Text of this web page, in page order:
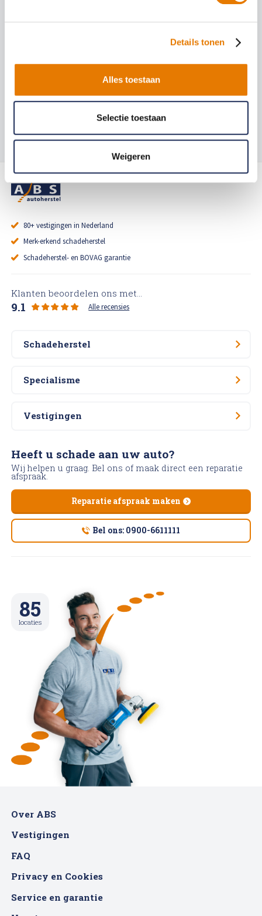
Details tonen
Alles toestaan
Selectie toestaan
Weigeren
Relevante artikelen
Meer Archief
opleiding of ervaring
80+ vestigingen in Nederland
Merk-erkend schadeherstel
Schadeherstel- en BOVAG garantie
Klanten beoordelen ons met...
9.1 Alle recensies
Schadeherstel
Specialisme
Vestigingen
85
locaties
Heeft u schade aan uw auto?
Wij helpen u graag. Bel ons of maak direct een reparatie
afspraak.
Reparatie afspraak maken
Bel ons: 0900-6611111
Over ABS
Vestigingen
FAQ
Privacy en Cookies
Service en garantie